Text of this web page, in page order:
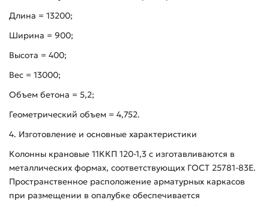
Длина = 13200;
Ширина = 900;
Высота = 400;
Вес = 13000;
Объем бетона = 5,2;
Геометрический объем = 4,752.
4. Изготовление и основные характеристики
Колонны крановые 11ККП 120-1,3 с изготавливаются в
металлических формах, соответствующих ГОСТ 25781-83Е.
Пространственное расположение арматурных каркасов
при размещении в опалубке обеспечивается